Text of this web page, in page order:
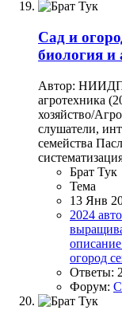
Сад и
биология и
Автор:
агротехника
хозяйство/
слушатели,
семейства
Брат Тук
Тема
13 Янв
2024
описание
огород
Ответы: 2
Форум: